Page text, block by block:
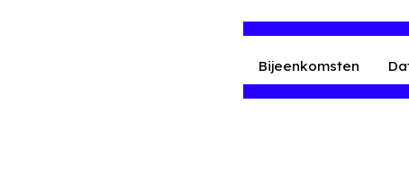
Bijeenkomsten